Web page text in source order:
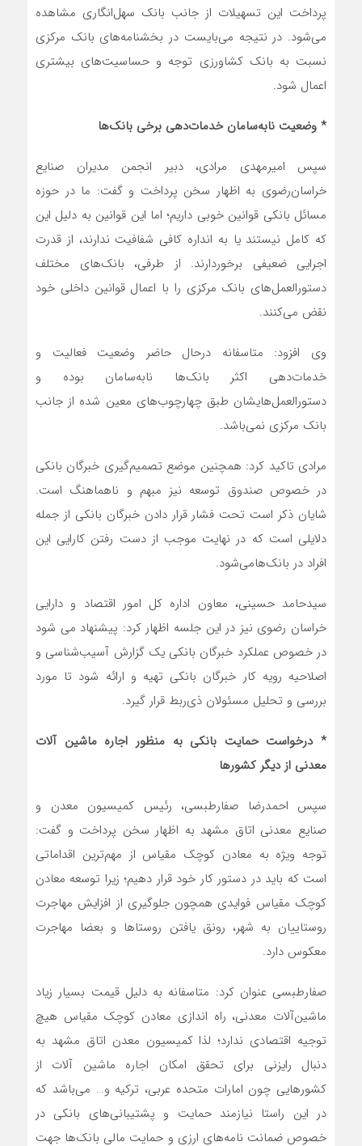
پرداخت این تسهیلات از جانب بانک سهل‌انگاری مشاهده
می‌شود. در نتیجه می‌بایست در بخشنامه‌های بانک مرکزی
نسبت به بانک کشاورزی توجه و حساسیت‌های بیشتری
اعمال شود.
* وضعیت نابه‌سامان خدمات‌دهی برخی بانک‌ها
سپس امیرمهدی مرادی، دبیر انجمن مدیران صنایع
خراسان‌رضوی به اظهار سخن پرداخت و گفت: ما در حوزه
مسائل بانکی قوانین خوبی داریم؛ اما این قوانین به دلیل این
که کامل نیستند یا به انداره کافی شفافیت ندارند، از قدرت
اجرایی ضعیفی برخوردارند. از طرفی، بانک‌های مختلف
دستورالعمل‌های بانک مرکزی را با اعمال قوانین داخلی خود
نقض می‌‌کنند.
وی افزود: متاسفانه درحال حاضر وضعیت فعالیت و
خدمات‌دهی اکثر بانک‌ها نابه‌سامان بوده و
دستورالعمل‌هایشان طبق چهارچوب‌های معین شده از جانب
بانک مرکزی نمی‌باشد.
مرادی تاکید کرد: همچنین موضع تصمیم‌گیری خبرگان بانکی
در خصوص صندوق توسعه نیز مبهم و ناهماهنگ است.
شایان ذکر است تحت فشار قرار دادن خبرگان بانکی از جمله
دلایلی است که در نهایت موجب از دست رفتن کارایی این
افراد در بانک‌هامی‌شود.
سیدحامد حسینی، معاون اداره کل امور اقتصاد و دارایی
خراسان رضوی نیز در این جلسه اظهار کرد: پیشنهاد می شود
در خصوص عملکرد خبرگان بانکی یک گزارش آسیب‌شناسی و
اصلاحیه رویه کار خبرگان بانکی تهیه و ارائه شود تا مورد
بررسی و تحلیل مسئولان ذی‌ربط قرار گیرد.
* درخواست حمایت بانکی به منظور اجاره ماشین آلات
معدنی از دیگر کشورها
سپس احمدرضا صفارطبسی، رئیس کمیسیون معدن و
صنایع معدنی اتاق مشهد به اظهار سخن پرداخت و گفت:
توجه ویژه به معادن کوچک مقیاس از مهم‌ترین اقداماتی
است که باید در دستور کار خود قرار دهیم؛ زیرا توسعه معادن
کوچک مقیاس فوایدی همچون جلوگیری از افزایش مهاجرت
روستاییان به شهر، رونق یافتن روستاها و بعضا مهاجرت
معکوس دارد.
صفارطبسی عنوان کرد: متاسفانه به دلیل قیمت بسیار زیاد
ماشین‌آلات معدنی، راه اندازی معادن کوچک مقیاس هیچ
توجیه اقتصادی ندارد؛ لذا کمیسیون معدن اتاق مشهد به
دنبال رایزنی برای تحقق امکان اجاره ماشین آلات از
کشورهایی چون امارات متحده عربی، ترکیه و… می‌باشد که
در این راستا نیازمند حمایت و پشتیبانی‌های بانکی در
خصوص ضمانت نامه‌های ارزی و حمایت مالی بانک‌ها جهت